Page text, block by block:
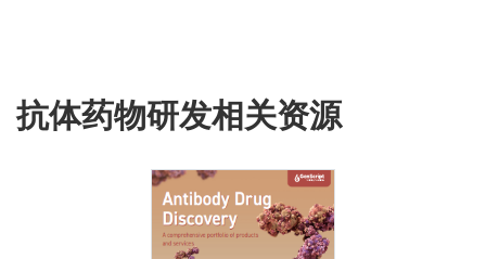
抗体药物研发相关资源